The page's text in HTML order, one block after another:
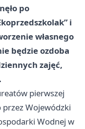
po
i
własnego
będzie ozdoba
zajęć,
pierwszej
Wojewódzki
Wodnej w